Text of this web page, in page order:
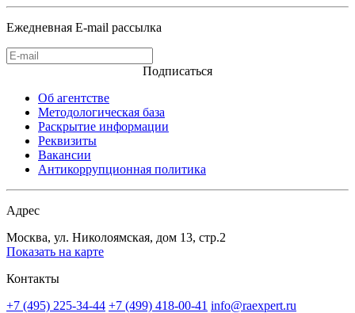
Ежедневная E-mail рассылка
Подписаться
Об агентстве
Методологическая база
Раскрытие информации
Реквизиты
Вакансии
Антикоррупционная политика
Адрес
Москва, ул. Николоямская, дом 13, стр.2
Показать на карте
Контакты
+7 (495) 225-34-44 +7 (499) 418-00-41 info@raexpert.ru